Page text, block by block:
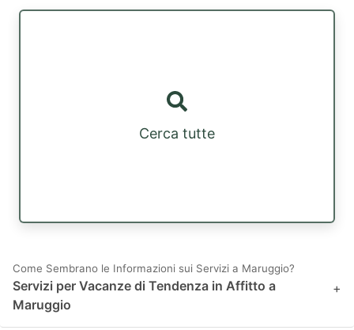
Cerca tutte
Come Sembrano le Informazioni sui Servizi a Maruggio?
Servizi per Vacanze di Tendenza in Affitto a
Maruggio
+